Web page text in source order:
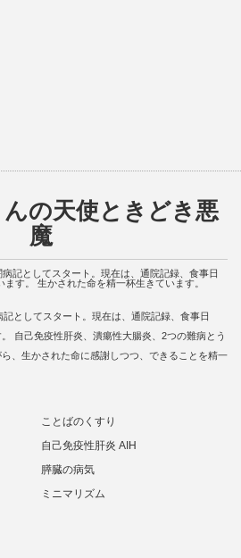
の天使ときどき悪
魔
記としてスタート。現在は、通院記録、食事日
す。 生かされた命を精一杯生きています。
としてスタート。現在は、通院記録、食事日
自己免疫性肝炎、潰瘍性大腸炎、2つの難病とう
、生かされた命に感謝しつつ、できることを精一
ことばのくすり
自己免疫性肝炎 AIH
膵臓の病気
ミニマリズム